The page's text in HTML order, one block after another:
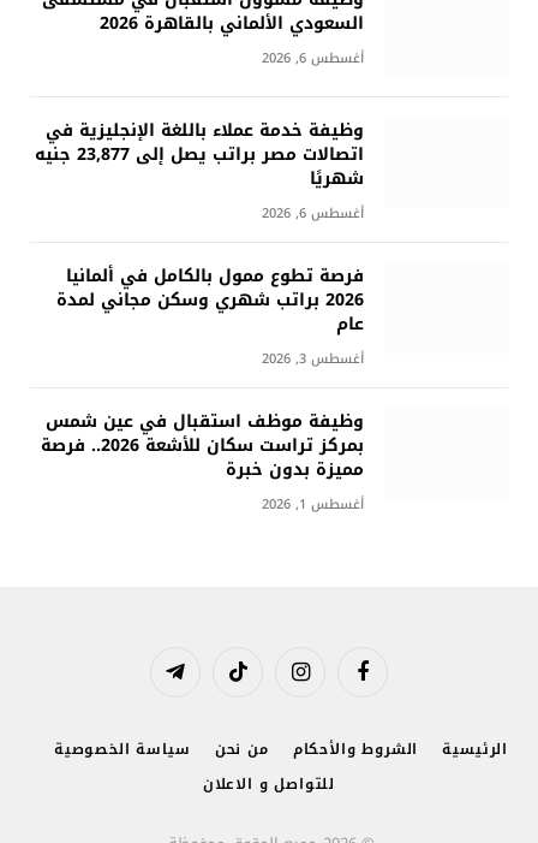
السعودي الألماني بالقاهرة 2026
أغسطس 6, 2026
وظيفة خدمة عملاء باللغة الإنجليزية في
اتصالات مصر براتب يصل إلى 23,877 جنيه
شهريًا
أغسطس 6, 2026
فرصة تطوع ممول بالكامل في ألمانيا
2026 براتب شهري وسكن مجاني لمدة
عام
أغسطس 3, 2026
وظيفة موظف استقبال في عين شمس
بمركز تراست سكان للأشعة 2026.. فرصة
مميزة بدون خبرة
أغسطس 1, 2026
فيسبوك الانستغرامتيكتوك تيلقرام
الرئيسية الشروط والأحكام من نحن
سياسة الخصوصية
للتواصل و الاعلان